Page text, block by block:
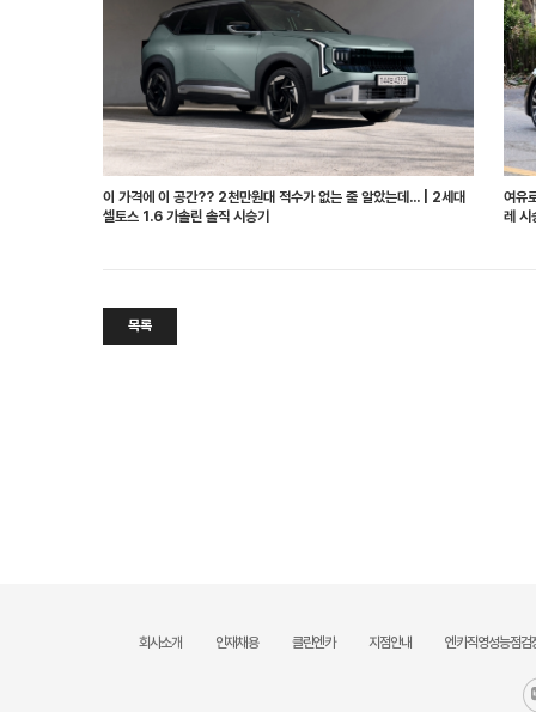
이 가격에 이 공간?? 2천만원대 적수가 없는 줄 알았는데... | 2세대
셀토스 1.6 가솔린 솔직 시승기
여유
레 시
목록
회사소개 인재채용 클린엔카 지점안내 엔카직영성능점검